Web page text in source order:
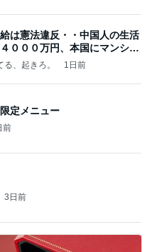
は憲法違反・・中国人の生活
０００万円、本国にマンショ
、起きろ。 1日前
定メニュー
前
3日前